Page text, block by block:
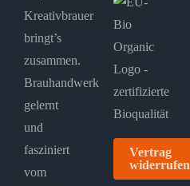
Kreativbrauer
bringt’s
zusammen.
Brauhandwerk
gelernt
und
fasziniert
vom
Vertrag
widerrufen